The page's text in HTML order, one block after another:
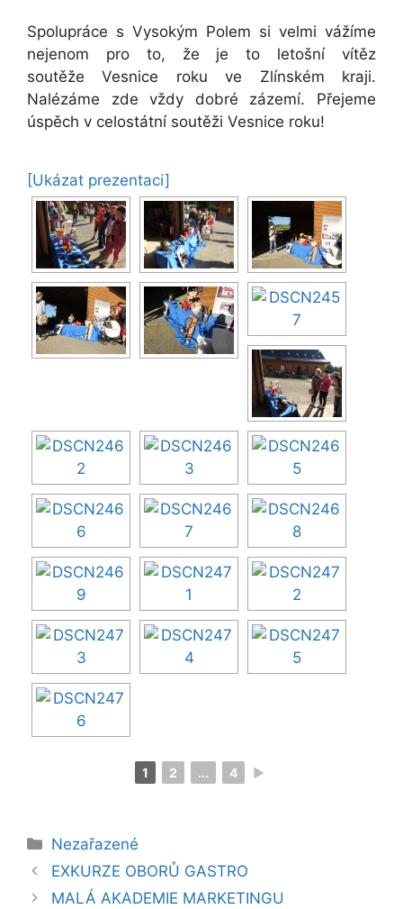
Spolupráce s Vysokým Polem si velmi vážíme
nejenom pro to, že je to letošní vítěz
soutěže Vesnice roku ve Zlínském kraji.
Nalézáme zde vždy dobré zázemí. Přejeme
úspěch v celostátní soutěži Vesnice roku!
[Ukázat prezentaci]
1 2 ... 4 ►
Rubriky
Nezařazené
EXKURZE OBORŮ GASTRO
MALÁ AKADEMIE MARKETINGU